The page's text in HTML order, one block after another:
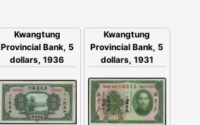
Kwangtung
Provincial Bank, 5
dollars, 1936
Kwangtung
Provincial Bank, 5
dollars, 1931